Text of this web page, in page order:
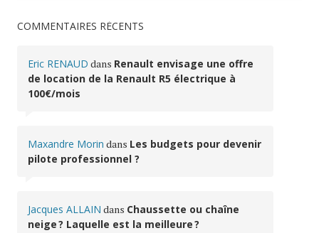
COMMENTAIRES RÉCENTS
Eric RENAUD dans Renault envisage une offre
de location de la Renault R5 électrique à
100€/mois
Maxandre Morin dans Les budgets pour devenir
pilote professionnel ?
Jacques ALLAIN dans Chaussette ou chaîne
neige ? Laquelle est la meilleure ?